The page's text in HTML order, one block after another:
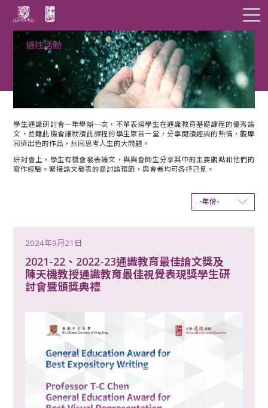
過往活動
學生通識研討會一年舉辦一次，不單表揚學生在通識教育基礎課程的優秀論
文，並藉此機會讓就讀此課程的學生聚首一堂，分享閱讀經典的熱情，觀摩
同儕出色的作品，共同思考人生的大問題。
研討會上，學生有機會發表論文，與與會師生分享其中的主要觀點和他們的
寫作經驗。緊接論文發表的是討論環節，與會者均可各抒己見。
-年份-
2024年9月21日
2021-22、2022-23通識教育最佳論文獎及
陳天機教授通識教育最佳視覺表現獎學生研
討會暨頒獎典禮